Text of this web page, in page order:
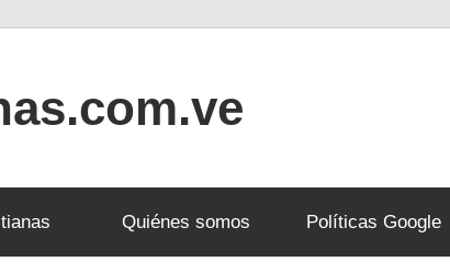
Quiénes somos Políticas Google